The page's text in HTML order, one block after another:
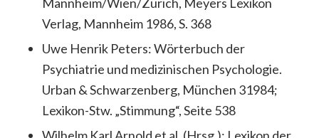
Verlag, Mannheim 1986, S. 368
Uwe Henrik Peters: Wörterbuch der
Psychiatrie und medizinischen Psychologie.
Urban & Schwarzenberg, München 31984;
Lexikon-Stw. „Stimmung“, Seite 538